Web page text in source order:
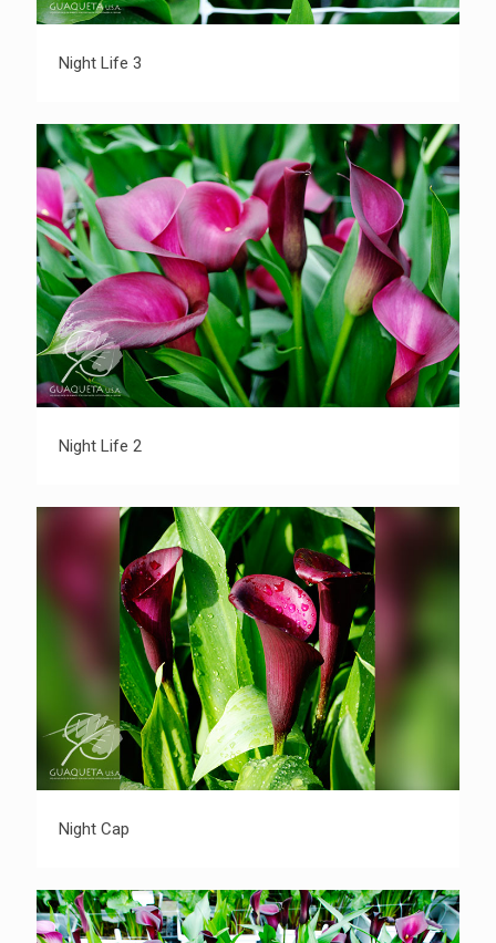
Night Life 3
Night Life 2
Night Cap